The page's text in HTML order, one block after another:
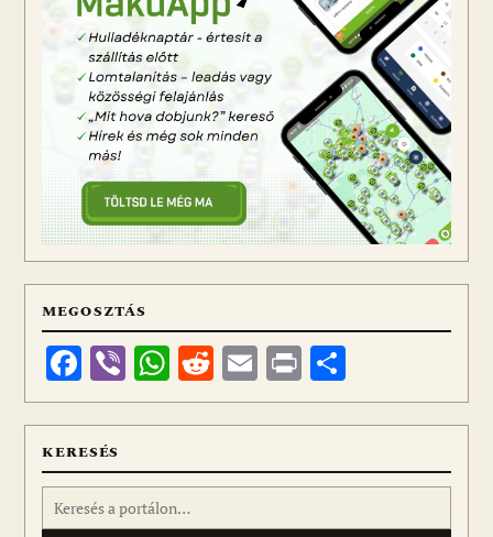
MEGOSZTÁS
Facebook
ViberWhatsApp
Reddit
Email
Print
meg
KERESÉS
Keresés: